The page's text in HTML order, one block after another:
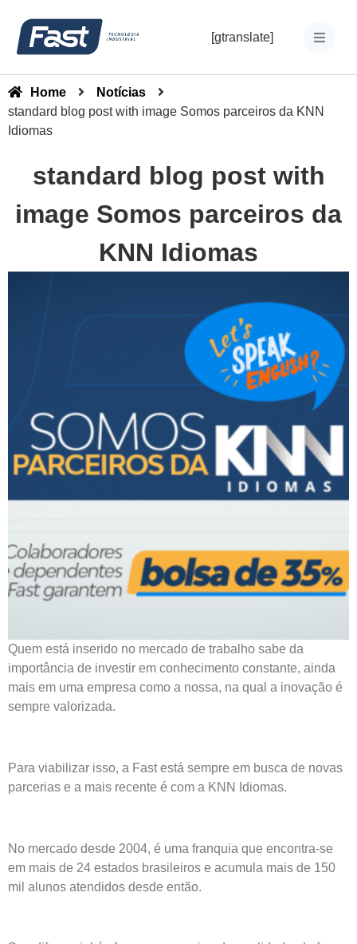
[gtranslate]
Home
Notícias
standard blog post with image Somos parceiros da KNN
Idiomas
standard blog post with
image Somos parceiros da
KNN Idiomas
Quem está inserido no mercado de trabalho sabe da
importância de investir em conhecimento constante, ainda
mais em uma empresa como a nossa, na qual a inovação é
sempre valorizada.
Para viabilizar isso, a Fast está sempre em busca de novas
parcerias e a mais recente é com a KNN Idiomas.
No mercado desde 2004, é uma franquia que encontra-se
em mais de 24 estados brasileiros e acumula mais de 150
mil alunos atendidos desde então.